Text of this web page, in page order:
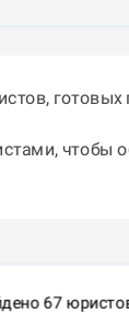
чтобы
67